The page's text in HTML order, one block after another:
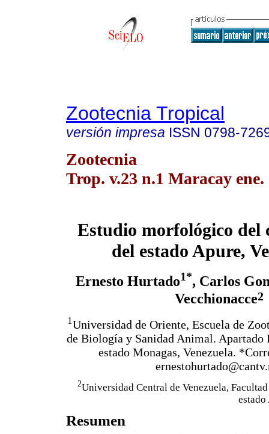
Zootecnia Tropical
versión impresa ISSN 0798-
Zootecnia
Trop. v.23 n.1 Maracay ene.
Estudio morfológico del
del estado Apure,
Ernesto Hurtado1*, Carlos
Vecchionacce2
1Universidad de Oriente, Escuela de
de Biología y Sanidad Animal. Apartado
estado Monagas, Venezuela.
2Universidad Central de Venezuela,
estado
Resumen